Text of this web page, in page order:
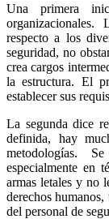
Una primera
respecto a los
seguridad, no
crea cargos
la estructura. El
establecer sus
La segunda dice
definida, hay
metodologías.
especialmente en
armas letales y no
derechos
del personal de